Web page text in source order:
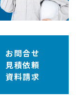
お問合せ
見積依頼
資料請求